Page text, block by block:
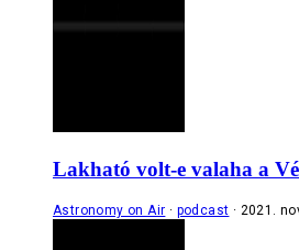
Lakható volt-e valaha a
Astronomy on Air podcast 2021.